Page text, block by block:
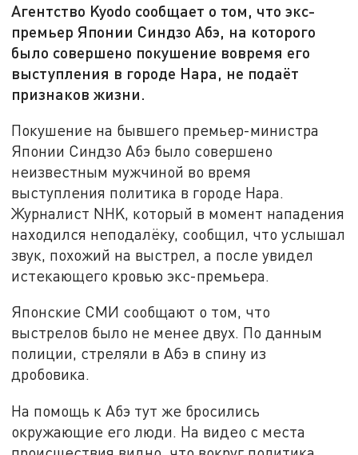
Агентство Kyodo сообщает о том, что экс-
премьер Японии Синдзо Абэ, на которого
было совершено покушение вовремя его
выступления в городе Нара, не подаёт
признаков жизни.
Покушение на бывшего премьер-министра
Японии Синдзо Абэ было совершено
неизвестным мужчиной во время
выступления политика в городе Нара.
Журналист NHK, который в момент нападения
находился неподалёку, сообщил, что услышал
звук, похожий на выстрел, а после увидел
истекающего кровьюэкс-премьера.
Японские СМИ сообщают о том, что
выстрелов было не менее двух. По данным
полиции, стреляли в Абэ в спину из
дробовика.
На помощь к Абэ тут же бросились
окружающие его люди. На видео с места